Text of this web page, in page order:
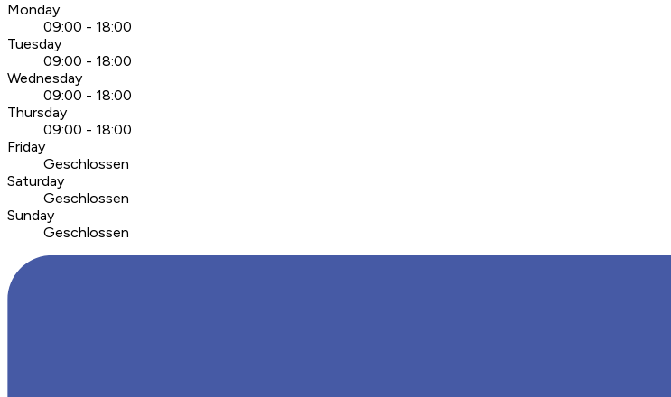
Monday
09:00 - 18:00
Tuesday
09:00 - 18:00
Wednesday
09:00 - 18:00
Thursday
09:00 - 18:00
Friday
Geschlossen
Saturday
Geschlossen
Sunday
Geschlossen